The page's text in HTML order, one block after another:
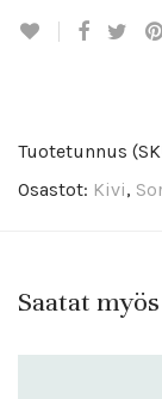
Tuotetunnus
Osastot: Kivi,
Saatat